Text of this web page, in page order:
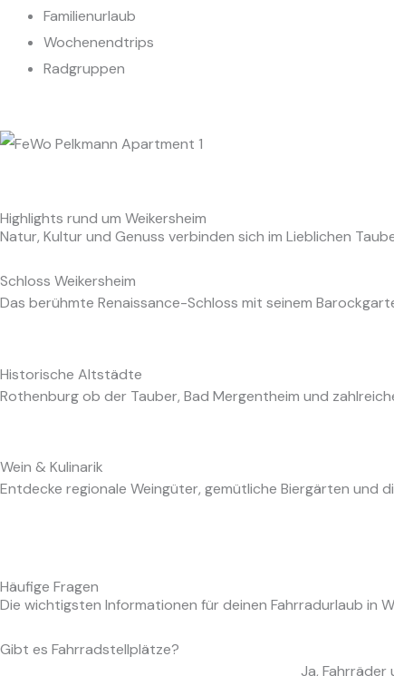
Familienurlaub
Wochenendtrips
Radgruppen
Highlights rund um Weikersheim
Natur, Kultur und Genuss verbinden sich im Lieblichen
Schloss Weikersheim
Das berühmte Renaissance-Schloss mit seinem
Historische Altstädte
Rothenburg ob der Tauber, Bad Mergentheim und
Wein & Kulinarik
Entdecke regionale Weingüter, gemütliche Biergärten und
Häufige Fragen
Die wichtigsten Informationen für deinen Fahrradurlaub in
Gibt es Fahrradstellplätze?
Ja, Fahrräder